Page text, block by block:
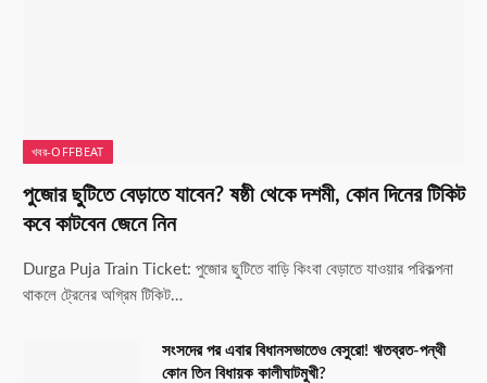
খবর-OFFBEAT
পুজোর ছুটিতে বেড়াতে যাবেন? ষষ্ঠী থেকে দশমী, কোন দিনের টিকিট
কবে কাটবেন জেনে নিন
Durga Puja Train Ticket: পুজোর ছুটিতে বাড়ি কিংবা বেড়াতে যাওয়ার পরিকল্পনা
থাকলে ট্রেনের অগ্রিম টিকিট…
সংসদের পর এবার বিধানসভাতেও বেসুরো! ঋতব্রত-পন্থী
কোন তিন বিধায়ক কালীঘাটমুখী?